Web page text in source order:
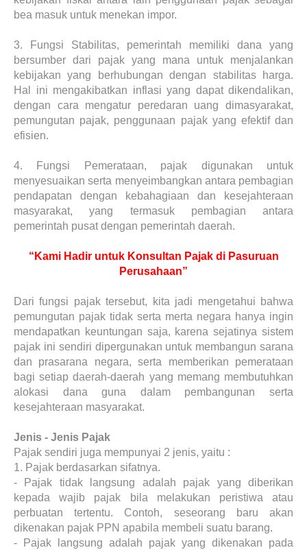
bea masuk untuk menekan impor.
3.
Fungsi Stabilitas, pemerintah memiliki dana yang
bersumber dari pajak yang mana untuk menjalankan
kebijakan yang berhubungan dengan stabilitas harga.
Hal ini mengakibatkan inflasi yang dapat dikendalikan,
dengan cara mengatur peredaran uang dimasyarakat,
pemungutan pajak, penggunaan pajak yang efektif dan
efisien.
4.
Fungsi Pemerataan, pajak digunakan untuk
menyesuaikan serta menyeimbangkan antara pembagian
pendapatan dengan kebahagiaan dan kesejahteraan
masyarakat, yang termasuk pembagian antara
pemerintah pusat dengan pemerintah daerah.
“Kami Hadir untuk Konsultan Pajak di Pasuruan
Perusahaan”
Dari fungsi pajak tersebut, kita jadi mengetahui bahwa
pemungutan pajak tidak serta merta negara hanya ingin
mendapatkan keuntungan saja, karena sejatinya sistem
pajak ini sendiri dipergunakan untuk membangun sarana
dan prasarana negara, serta memberikan pemerataan
bagi setiap daerah-daerah yang memang membutuhkan
alokasi dana guna dalam pembangunan serta
kesejahteraan masyarakat.
Jenis - Jenis Pajak
Pajak sendiri juga mempunyai 2 jenis, yaitu :
1. Pajak berdasarkan sifatnya.
-
Pajak tidak langsung adalah pajak yang diberikan
kepada wajib pajak bila melakukan peristiwa atau
perbuatan tertentu. Contoh, seseorang baru akan
dikenakan pajak PPN apabila membeli suatu barang.
-
Pajak langsung adalah pajak yang dikenakan pada